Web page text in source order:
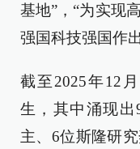
基地”，“为实现
强国科技强国作
截至2025年12
生，其中涌现
主、6位斯隆研